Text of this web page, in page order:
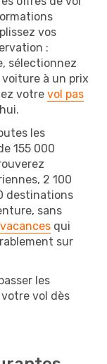
vos
:
sélectionnez
à un prix
votre vol pas
les
155 000
2 100
destinations
sans
qui
sur
les
votre vol dès